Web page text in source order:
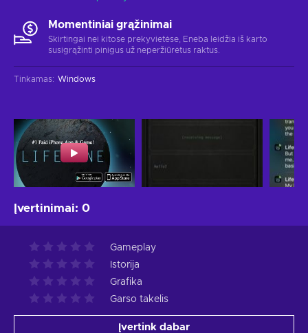
Momentiniai grąžinimai
Skirtingai nei kitose prekyvietėse, Eneba leidžia iš karto
susigrąžinti pinigus už neperžiūrėtus raktus.
Tinkamas: Windows
Įvertinimai: 0
Gameplay
Istorija
Grafika
Garso takelis
Įvertink dabar